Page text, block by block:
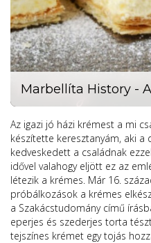
Marbellíta History -
Az igazi jó házi krémest a mi
készítette keresztanyám, aki a
kedveskedett a családnak
idővel valahogy eljött ez az
létezik a krémes. Már 16.
próbálkozások a krémes
a Szakácstudomány című
eperjes és szederjes torta
tejszínes krémet egy tojás